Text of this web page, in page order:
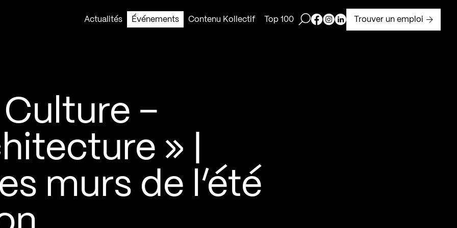
Actualités
Événements Contenu Kollectif Top 100 Ouvrir la barre de recherche
Page Facebook de Kollectif
Page Instagram de Kollectif
Page Linkedin de Kollectif
Trouver un emploi
–
» |
murs de l’été